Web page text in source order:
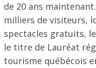
de 20 ans
milliers de visiteurs,
spectacles gratuits,
le titre de Lauréat
tourisme québécois